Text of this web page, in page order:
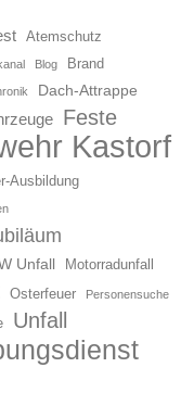
Atemschutz
Blog Brand
Dach-Attrappe
Feste
Kastorf
Ausbildung
Unfall Motorradunfall
Osterfeuer Personensuche
Unfall